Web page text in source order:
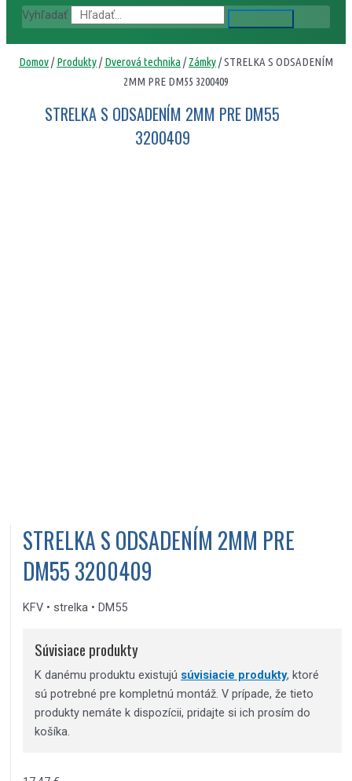
Vyhľadať
Domov/Produkty/Dverová technika /Zámky/ STRELKA S ODSADENÍM
2MM PRE DM55 3200409
STRELKA S ODSADENÍM 2MM PRE DM55
3200409
STRELKA S ODSADENÍM 2MM PRE
DM55 3200409
KFV • strelka • DM55
Súvisiace produkty
K danému produktu existujú súvisiacie produkty, ktoré
sú potrebné pre kompletnú montáž. V prípade, že tieto
produkty nemáte k dispozícii, pridajte si ich prosím do
košíka.